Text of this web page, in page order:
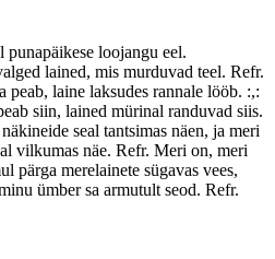
punapäikese loojangu eel.
lained, mis murduvad teel. Refr.
laine laksudes rannale lööb. :,:
siin, lained mürinal randuvad siis.
seal tantsimas näen, ja meri
vilkumas näe. Refr. Meri on, meri
pärga merelainete sügavas vees,
ümber sa armutult seod. Refr.